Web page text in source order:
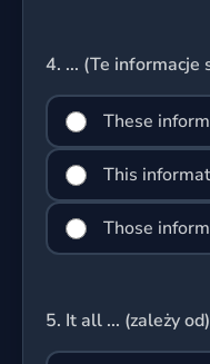
4. ... (Te informacje
These
This
Those
5. It all ... (zależy